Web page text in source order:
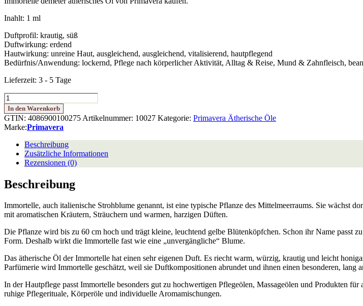
Inahlt: 1 ml
Duftprofil: krautig, süß
Duftwirkung: erdend
Hautwirkung: unreine Haut, ausgleichend, ausgleichend, vitalisierend, hautpflegend
Bedürfnis/Anwendung: lockernd, Pflege nach körperlicher Aktivität, Alltag & Reise, Mund & Zahnfleisch,
Lieferzeit: 3 - 5 Tage
Immortelle
demeter
1
ml
In den Warenkorb
GTIN: 4086900100275 Artikelnummer: 10027 Kategorie: Primavera Ätherische Öle
Marke:Primavera
Beschreibung
Zusätzliche Informationen
Rezensionen (0)
Beschreibung
Immortelle, auch italienische Strohblume genannt, ist eine typische Pflanze des Mittelmeerraums. Sie wächst
mit aromatischen Kräutern, Sträuchern und warmen, harzigen Düften.
Die Pflanze wird bis zu 60 cm hoch und trägt kleine, leuchtend gelbe Blütenköpfchen. Schon ihr Name passt
Form. Deshalb wirkt die Immortelle fast wie eine „unvergängliche“ Blume.
Das ätherische Öl der Immortelle hat einen sehr eigenen Duft. Es riecht warm, würzig, krautig und leicht
Parfümerie wird Immortelle geschätzt, weil sie Duftkompositionen abrundet und ihnen einen besonderen, lang
In der Hautpflege passt Immortelle besonders gut zu hochwertigen Pflegeölen, Massageölen und Produkten
ruhige Pflegerituale, Körperöle und individuelle Aromamischungen.